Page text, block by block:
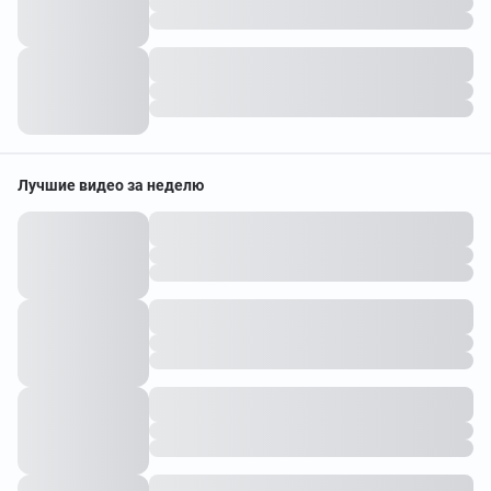
Лучшие видео за неделю